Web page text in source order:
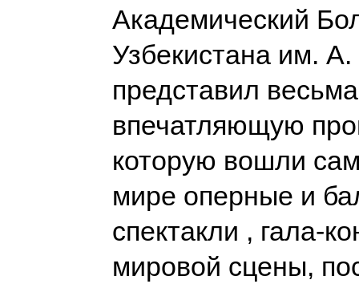
Академический
Узбекистана им.
представил весьма
впечатляющую
которую вошли
мире оперные и
спектакли , гала-
мировой сцены,